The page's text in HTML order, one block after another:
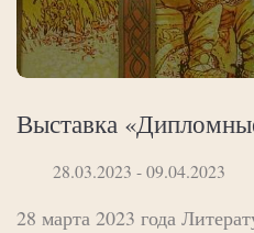
Выставка
28.03.2023 - 09.04.2023
28 марта 2023 года